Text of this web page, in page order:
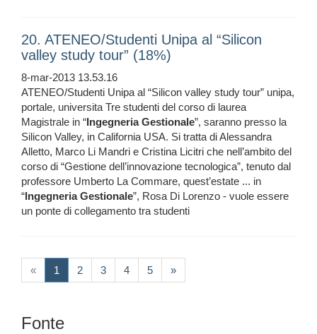
20. ATENEO/Studenti Unipa al “Silicon
valley study tour” (18%)
8-mar-2013 13.53.16
ATENEO/Studenti Unipa al “Silicon valley study tour” unipa,
portale, universita Tre studenti del corso di laurea
Magistrale in “Ingegneria Gestionale”, saranno presso la
Silicon Valley, in California USA. Si tratta di Alessandra
Alletto, Marco Li Mandri e Cristina Licitri che nell’ambito del
corso di “Gestione dell’innovazione tecnologica”, tenuto dal
professore Umberto La Commare, quest’estate ... in
“Ingegneria Gestionale”, Rosa Di Lorenzo - vuole essere
un ponte di collegamento tra studenti
« 1 (current)
2 3 4 5 »
Fonte